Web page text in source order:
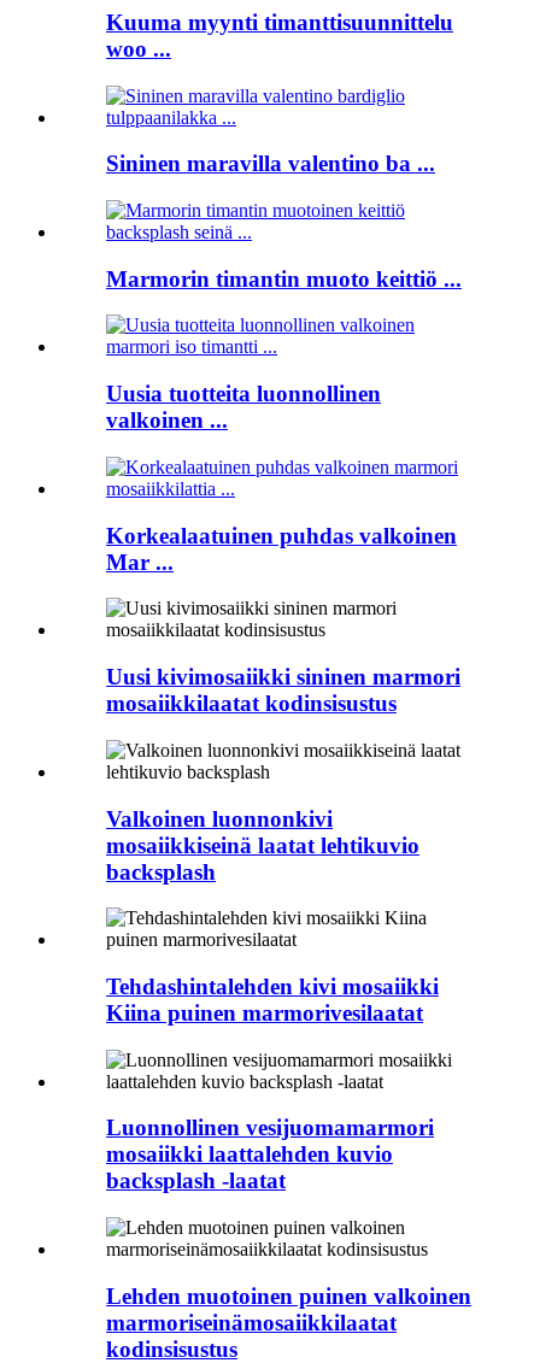
Kuuma myynti timanttisuunnittelu
woo ...
Sininen maravilla valentino ba ...
Marmorin timantin muoto keittiö ...
Uusia tuotteita luonnollinen
valkoinen ...
Korkealaatuinen puhdas valkoinen
Mar ...
Uusi kivimosaiikki sininen marmori
mosaiikkilaatat kodinsisustus
Valkoinen luonnonkivi
mosaiikkiseinä laatat lehtikuvio
backsplash
Tehdashintalehden kivi mosaiikki
Kiina puinen marmorivesilaatat
Luonnollinen vesijuomamarmori
mosaiikki laattalehden kuvio
backsplash -laatat
Lehden muotoinen puinen valkoinen
marmoriseinämosaiikkilaatat
kodinsisustus